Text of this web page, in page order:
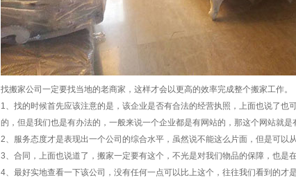
找搬家公司一定要找当地的老商家，这样才会以更高的效率完成整个搬家工作。
1、找的时候首先应该注意的是，该企业是否有合法的经营执照，上面也说了
的，但是我们也是有办法的，一般来说一个企业都是有网站的，那这个网站就是
2、服务态度才是表现出一个公司的综合水平，虽然说不能这么片面，但是可以
3、合同，上面也说道了，搬家一定要有这个，不光是对我们物品的保障，也是
4、最好实地查看一下该公司，没有任何一点可以比上这个，往往我们看到的才